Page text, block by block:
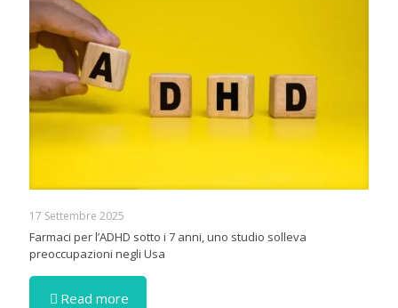
17 Settembre 2025
Farmaci per l’ADHD sotto i 7 anni, uno studio solleva
preoccupazioni negli Usa
Read more